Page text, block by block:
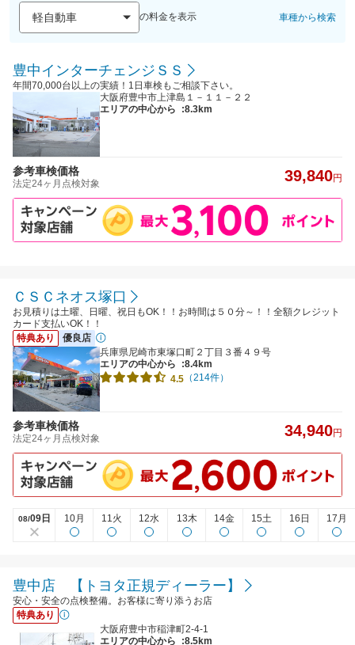
の料金を表示 車種から検索
豊中インターチェンジＳＳ
年間70,000台以上の実績！1日車検もご相談下さい。
大阪府豊中市上津島１－１１－２２
エリアの中心から
:8.3km
参考車検価格
法定24ヶ月点検対象 39,840円
ＣＳＣネオス塚口
お見積りは土曜、日曜、祝日もOK！！お時間は５０分～！！全額クレジット
カード支払いOK！！
特典あり
優良店
兵庫県尼崎市東塚口町２丁目３番４９号
エリアの中心から
:8.4km
4.5 （214件）
参考車検価格
法定24ヶ月点検対象 34,940円
08/09日 10月 11火 12水 13木 14金 15土 16日 17月
豊中店 【トヨタ正規ディーラー】
安心・安全の点検整備。お客様に寄り添うお店
特典あり
大阪府豊中市稲津町2-4-1
エリアの中心から
:8.5km